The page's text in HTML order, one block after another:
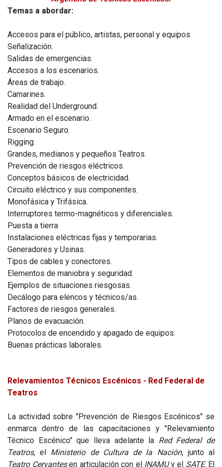
Temas a abordar:
Accesos para el público, artistas, personal y equipos.
Señalización.
Salidas de emergencias.
Accesos a los escenarios.
Áreas de trabajo.
Camarines.
Realidad del Underground.
Armado en el escenario.
Escenario Seguro.
Rigging.
Grandes, medianos y pequeños Teatros.
Prevención de riesgos eléctricos.
Conceptos básicos de electricidad.
Circuito eléctrico y sus componentes.
Monofásica y Trifásica.
Interruptores termo-magnéticos y diferenciales.
Puesta a tierra
Instalaciones eléctricas fijas y temporarias.
Generadores y Usinas.
Tipos de cables y conectores.
Elementos de maniobra y seguridad.
Ejemplos de situaciones riesgosas.
Decálogo para elencos y técnicos/as.
Factores de riesgos generales.
Planos de evacuación.
Protocolos de encendido y apagado de equipos.
Buenas prácticas laborales.
Relevamientos Técnicos Escénicos - Red Federal de
Teatros
La actividad sobre "Prevención de Riesgos Escénicos" se
enmarca dentro de las capacitaciones y "Relevamiento
Técnico Escénico" que lleva adelante la Red Federal de
Teatros, el Ministerio de Cultura de la Nación, junto al
Teatro Cervantesen articulación con el INAMUy el SATE. El